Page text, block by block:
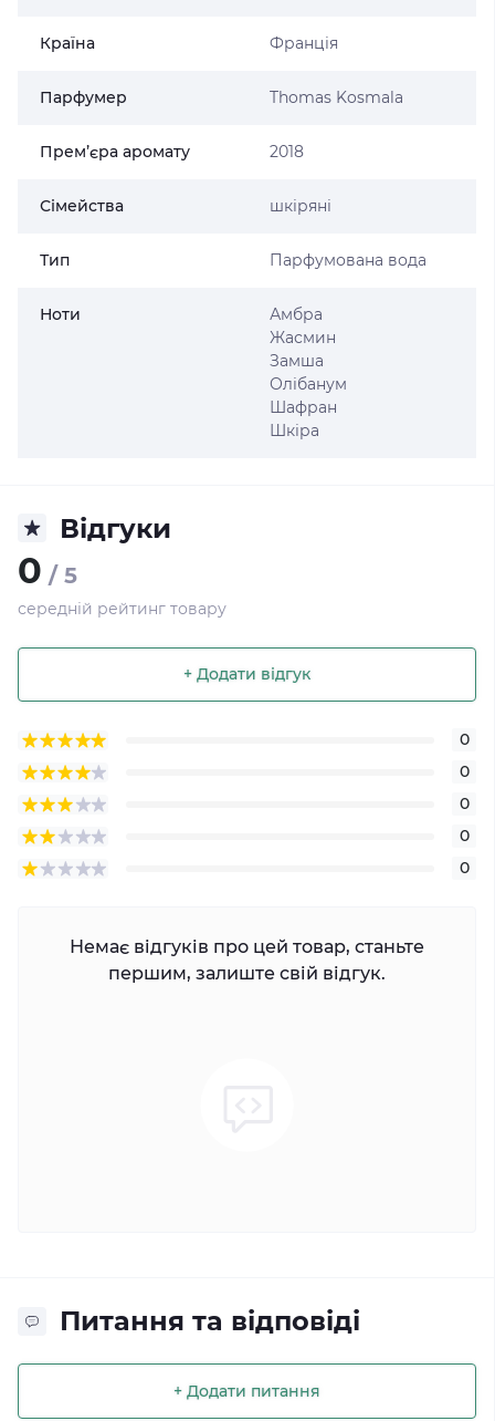
Країна Франція
Парфумер Thomas Kosmala
Прем’єра аромату 2018
Сімейства шкіряні
Тип Парфумована вода
Ноти
Амбра
Жасмин
Замша
Олібанум
Шафран
Шкіра
Відгуки
0 / 5
середній рейтинг товару
+ Додати відгук
0
0
0
0
0
Немає відгуків про цей товар, станьте
першим, залиште свій відгук.
Питання та відповіді
+ Додати питання